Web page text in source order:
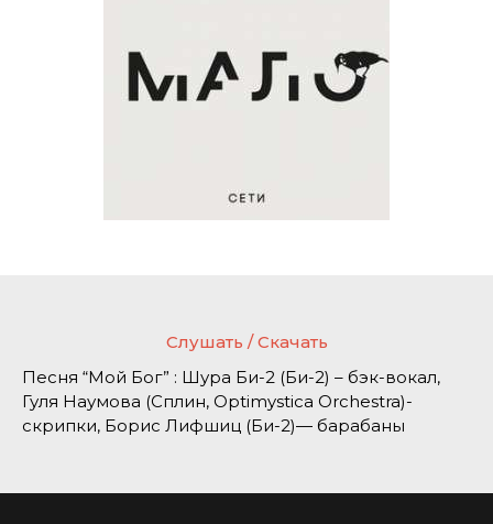
Слушать / Скачать
Песня “Мой Бог” : Шура Би-2 (Би-2) – бэк-вокал,
Гуля Наумова (Сплин, Optimystica Orchestra)-
скрипки, Борис Лифшиц (Би-2)— барабаны